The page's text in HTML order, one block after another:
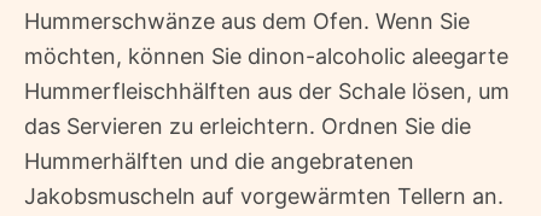
Hummerschwänze aus dem Ofen. Wenn Sie
möchten, können Sie dinon-alcoholic aleegarte
Hummerfleischhälften aus der Schale lösen, um
das Servieren zu erleichtern. Ordnen Sie die
Hummerhälften und die angebratenen
Jakobsmuscheln auf vorgewärmten Tellern an.